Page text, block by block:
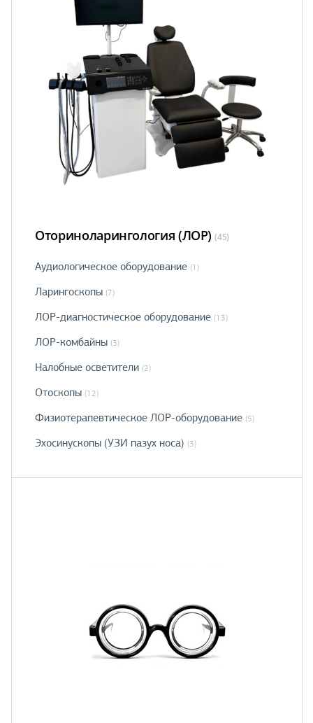
Оториноларингология (ЛОР) (45)
Аудиологическое оборудование (1)
Ларингоскопы (7)
ЛОР-диагностическое оборудование (13)
ЛОР-комбайны (3)
Налобные осветители (2)
Отоскопы (12)
Физиотерапевтическое ЛОР-оборудование (5)
Эхосинускопы (УЗИ пазух носа) (3)